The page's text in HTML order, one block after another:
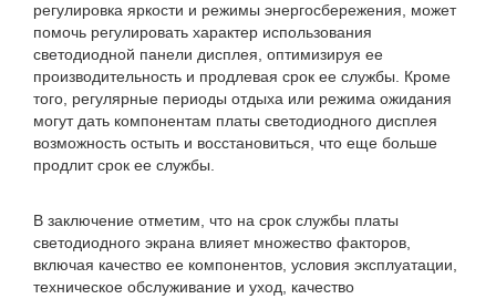
регулировка яркости и режимы энергосбережения, может
помочь регулировать характер использования
светодиодной панели дисплея, оптимизируя ее
производительность и продлевая срок ее службы. Кроме
того, регулярные периоды отдыха или режима ожидания
могут дать компонентам платы светодиодного дисплея
возможность остыть и восстановиться, что еще больше
продлит срок ее службы.
В заключение отметим, что на срок службы платы
светодиодного экрана влияет множество факторов,
включая качество ее компонентов, условия эксплуатации,
техническое обслуживание и уход, качество